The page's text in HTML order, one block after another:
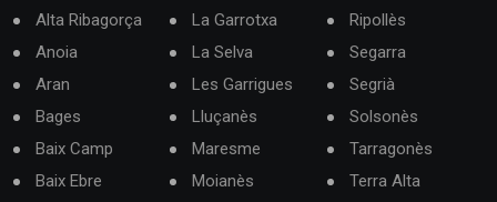
Alta Ribagorça
Anoia
Aran
Bages
Baix Camp
Baix Ebre
La Garrotxa
La Selva
Les Garrigues
Lluçanès
Maresme
Moianès
Ripollès
Segarra
Segrià
Solsonès
Tarragonès
Terra Alta